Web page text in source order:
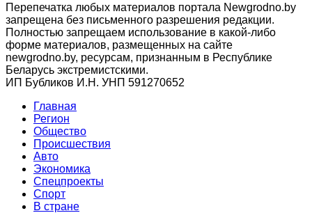
Перепечатка любых материалов портала Newgrodno.by
запрещена без письменного разрешения редакции.
Полностью запрещаем использование в какой-либо
форме материалов, размещенных на сайте
newgrodno.by, ресурсам, признанным в Республике
Беларусь экстремистскими.
ИП Бубликов И.Н. УНП 591270652
Главная
Регион
Общество
Происшествия
Авто
Экономика
Спецпроекты
Cпорт
В стране